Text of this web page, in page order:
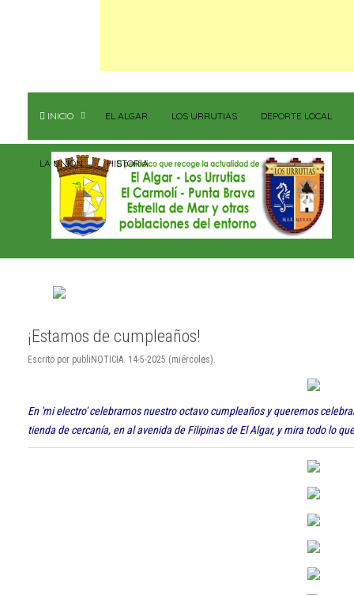
INICIO EL ALGAR LOS URRUTIAS DEPORTE LOCAL
LA UNIÓN HISTORIA
¡Estamos de cumpleaños!
Escrito por publiNOTICIA. 14-5-2025 (miércoles).
En 'mi electro' celebramos nuestro octavo cumpleaños y queremos
tienda de cercanía, en al avenida de Filipinas de El Algar, y mira todo lo